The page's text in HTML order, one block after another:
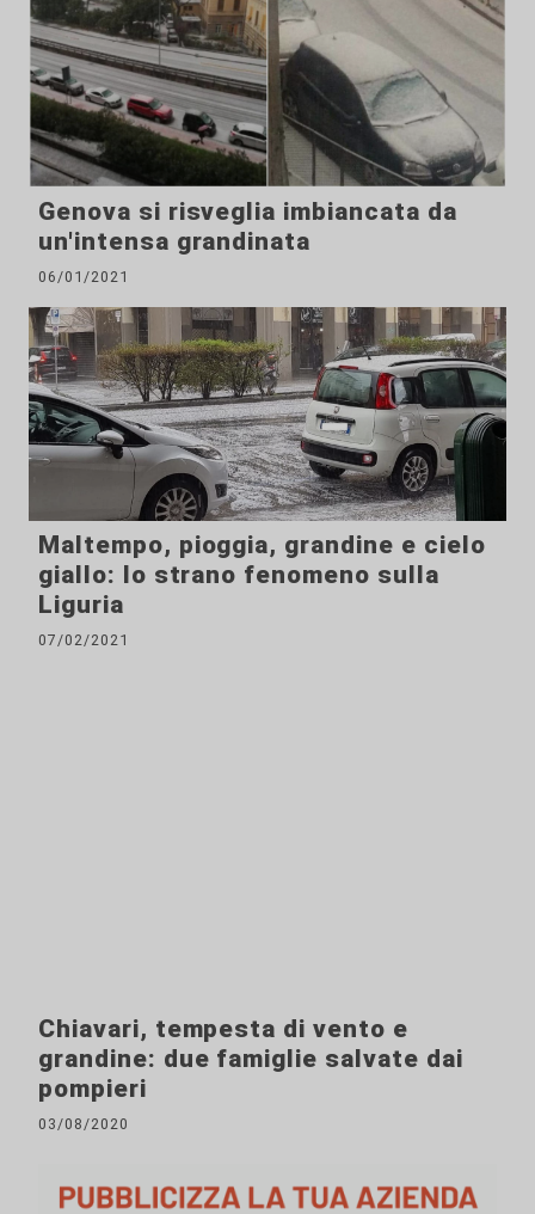
Genova si risveglia imbiancata da
un'intensa grandinata
06/01/2021
Maltempo, pioggia, grandine e cielo
giallo: lo strano fenomeno sulla
Liguria
07/02/2021
Chiavari, tempesta di vento e
grandine: due famiglie salvate dai
pompieri
03/08/2020